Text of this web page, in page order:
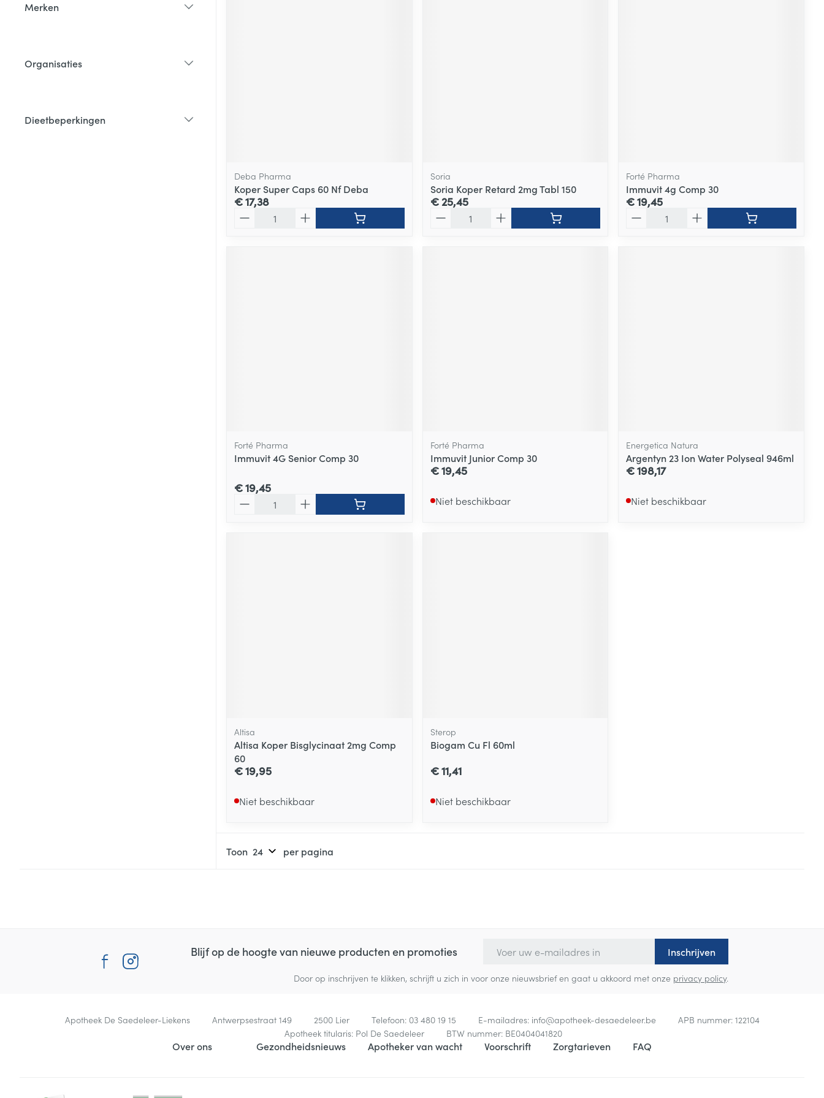
Merken
Organisaties
Dieetbeperkingen
Deba Pharma
Koper Super Caps 60 Nf Deba
€ 17,38
Soria
Soria Koper Retard 2mg Tabl 150
€ 25,45
Forté Pharma
Immuvit 4g Comp 30
€ 19,45
Forté Pharma
Immuvit 4G Senior Comp 30
€ 19,45
Forté Pharma
Immuvit Junior Comp 30
€ 19,45
Niet beschikbaar
Energetica Natura
Argentyn 23 Ion Water Polyseal 946ml
€ 198,17
Niet beschikbaar
Altisa
Altisa Koper Bisglycinaat 2mg Comp
60
€ 19,95
Niet beschikbaar
Sterop
Biogam Cu Fl 60ml
€ 11,41
Niet beschikbaar
Toon per pagina
Blijf op de hoogte van nieuwe producten en promoties Inschrijven
Door op inschrijven te klikken, schrijft u zich in voor onze nieuwsbrief en gaat u akkoord met onze privacy policy.
Contacteer ons
Apotheek De Saedeleer-Liekens Antwerpsestraat 149 2500 Lier Telefoon: 03 480 19 15 E-mailadres: info@apotheek-desaedeleer.be APB nummer: 122104
Apotheek titularis: Pol De Saedeleer BTW nummer: BE0404041820
Over ons Gezondheidsnieuws Apotheker van wacht Voorschrift Zorgtarieven FAQ